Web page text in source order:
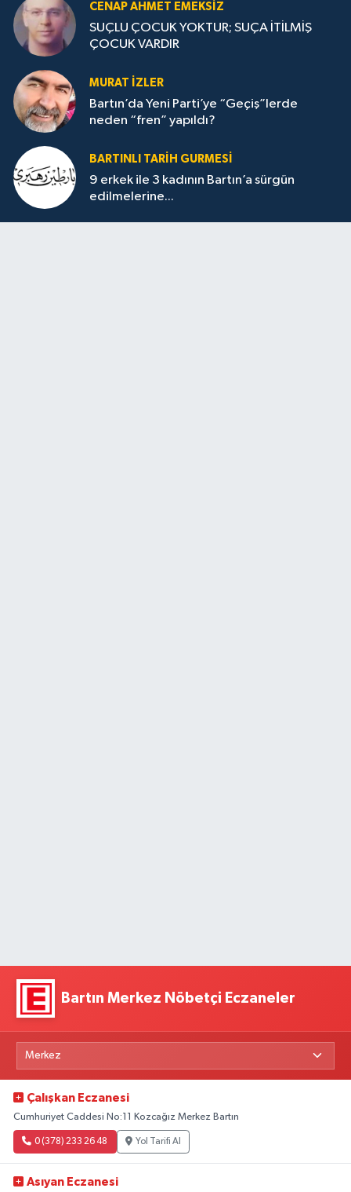
CENAP AHMET EMEKSİZ
SUÇLU ÇOCUK YOKTUR; SUÇA İTİLMİŞ
ÇOCUK VARDIR
MURAT İZLER
Bartın’da Yeni Parti’ye “Geçiş”lerde
neden “fren” yapıldı?
BARTINLI TARIH GURMESI
9 erkek ile 3 kadının Bartın’a sürgün
edilmelerine...
Bartın Merkez Nöbetçi Eczaneler
Çalışkan Eczanesi
Cumhuriyet Caddesi No:11 Kozcağız Merkez Bartın
0 (378) 233 26 48 Yol Tarifi Al
Asıyan Eczanesi